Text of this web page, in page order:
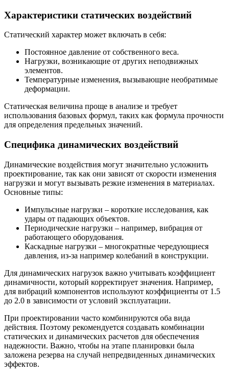
Характеристики статических воздействий
Статический характер может включать в себя:
Постоянное давление от собственного веса.
Нагрузки, возникающие от других неподвижных
элементов.
Температурные изменения, вызывающие необратимые
деформации.
Статическая величина проще в анализе и требует
использования базовых формул, таких как формула прочности
для определения предельных значений.
Специфика динамических воздействий
Динамические воздействия могут значительно усложнить
проектирование, так как они зависят от скорости изменения
нагрузки и могут вызывать резкие изменения в материалах.
Основные типы:
Импульсные нагрузки – короткие исследования, как
удары от падающих объектов.
Периодические нагрузки – например, вибрация от
работающего оборудования.
Каскадные нагрузки – многократные чередующиеся
давления, из-за например колебаний в конструкции.
Для динамических нагрузок важно учитывать коэффициент
динамичности, который корректирует значения. Например,
для вибраций компонентов используют коэффициенты от 1.5
до 2.0 в зависимости от условий эксплуатации.
При проектировании часто комбинируются оба вида
действия. Поэтому рекомендуется создавать комбинации
статических и динамических расчетов для обеспечения
надежности. Важно, чтобы на этапе планировки была
заложена резерва на случай непредвиденных динамических
эффектов.